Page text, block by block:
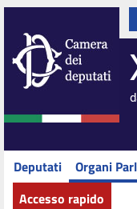
Deputati Organi
Accesso rapido